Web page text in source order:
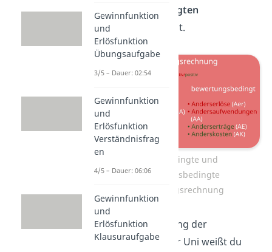
bewertungsbedingten
Abgrenzungen
fällt.
Ansatzbedingte und
bewertungsbedingte
Abgrenzungsrechnung
Aus der Umformung der
Gleichungen in der Uni weißt du
Gewinnfunktion
und
Erlösfunktion
Übungsaufgabe
3/5 – Dauer: 02:54
Gewinnfunktion
und
Erlösfunktion
Verständnisfrag
en
4/5 – Dauer: 06:06
Gewinnfunktion
und
Erlösfunktion
Klausuraufgabe